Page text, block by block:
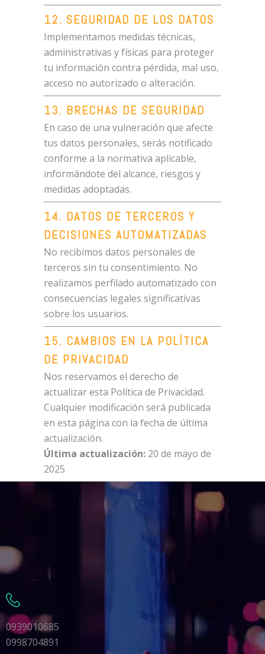
12. SEGURIDAD DE LOS DATOS
Implementamos medidas técnicas,
administrativas y físicas para proteger
tu información contra pérdida, mal uso,
acceso no autorizado o alteración.
13. BRECHAS DE SEGURIDAD
En caso de una vulneración que afecte
tus datos personales, serás notificado
conforme a la normativa aplicable,
informándote del alcance, riesgos y
medidas adoptadas.
14. DATOS DE TERCEROS Y
DECISIONES AUTOMATIZADAS
No recibimos datos personales de
terceros sin tu consentimiento. No
realizamos perfilado automatizado con
consecuencias legales significativas
sobre los usuarios.
15. CAMBIOS EN LA POLÍTICA
DE PRIVACIDAD
Nos reservamos el derecho de
actualizar esta Política de Privacidad.
Cualquier modificación será publicada
en esta página con la fecha de última
actualización.
Última actualización: 20 de mayo de
2025
0939010685
0998704891